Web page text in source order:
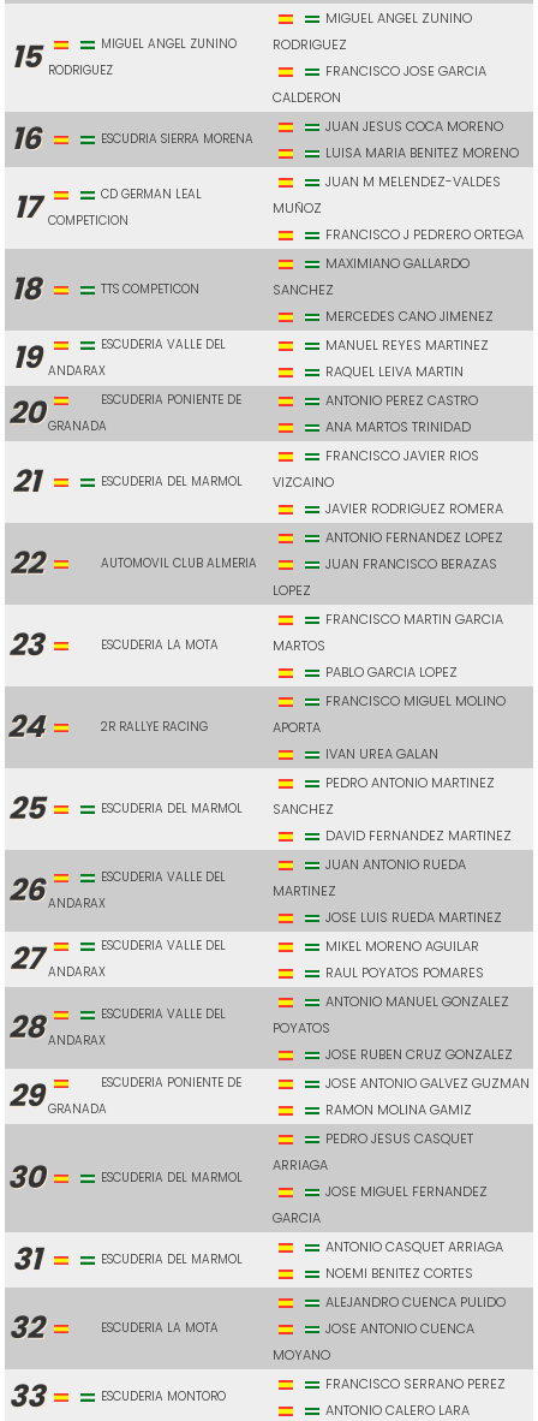
15
MIGUEL ANGEL ZUNINO
RODRIGUEZ
MIGUEL ANGEL ZUNINO
RODRIGUEZ
FRANCISCO JOSE GARCIA
CALDERON
16 ESCUDRIA SIERRA MORENA
JUAN JESUS COCA MORENO
LUISA MARIA BENITEZ MORENO
17
CD GERMAN LEAL
COMPETICION
JUAN M MELENDEZ-VALDES
MUÑOZ
FRANCISCO J PEDRERO ORTEGA
18 TTS COMPETICON
MAXIMIANO GALLARDO
SANCHEZ
MERCEDES CANO JIMENEZ
19
ESCUDERIA VALLE DEL
ANDARAX
MANUEL REYES MARTINEZ
RAQUEL LEIVA MARTIN
20
ESCUDERIA PONIENTE DE
GRANADA
ANTONIO PEREZ CASTRO
ANA MARTOS TRINIDAD
21 ESCUDERIA DEL MARMOL
FRANCISCO JAVIER RIOS
VIZCAINO
JAVIER RODRIGUEZ ROMERA
22 AUTOMOVIL CLUB ALMERIA
ANTONIO FERNANDEZ LOPEZ
JUAN FRANCISCO BERAZAS
LOPEZ
23 ESCUDERIA LA MOTA
FRANCISCO MARTIN GARCIA
MARTOS
PABLO GARCIA LOPEZ
24 2R RALLYE RACING
FRANCISCO MIGUEL MOLINO
APORTA
IVAN UREA GALAN
25 ESCUDERIA DEL MARMOL
PEDRO ANTONIO MARTINEZ
SANCHEZ
DAVID FERNANDEZ MARTINEZ
26
ESCUDERIA VALLE DEL
ANDARAX
JUAN ANTONIO RUEDA
MARTINEZ
JOSE LUIS RUEDA MARTINEZ
27
ESCUDERIA VALLE DEL
ANDARAX
MIKEL MORENO AGUILAR
RAUL POYATOS POMARES
28
ESCUDERIA VALLE DEL
ANDARAX
ANTONIO MANUEL GONZALEZ
POYATOS
JOSE RUBEN CRUZ GONZALEZ
29
ESCUDERIA PONIENTE DE
GRANADA
JOSE ANTONIO GALVEZ GUZMAN
RAMON MOLINA GAMIZ
30 ESCUDERIA DEL MARMOL
PEDRO JESUS CASQUET
ARRIAGA
JOSE MIGUEL FERNANDEZ
GARCIA
31 ESCUDERIA DEL MARMOL
ANTONIO CASQUET ARRIAGA
NOEMI BENITEZ CORTES
32 ESCUDERIA LA MOTA
ALEJANDRO CUENCA PULIDO
JOSE ANTONIO CUENCA
MOYANO
33 ESCUDERIA MONTORO
FRANCISCO SERRANO PEREZ
ANTONIO CALERO LARA